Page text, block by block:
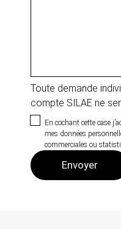
Toute demande
compte SILAE ne
En cochant cette case
mes données
commerciales ou